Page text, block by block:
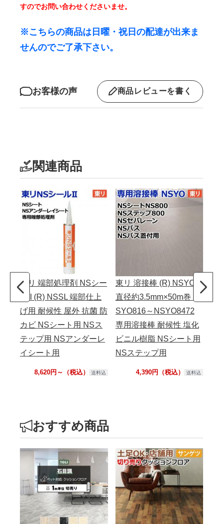
すのでお問い合わせくださいませ。
※こちらの商品は日曜・祝日の配達が出来ま
せんのでご了承下さい。
お客様の声 商品レビューを書く
関連商品
東リ 端部処理剤 NSシー
ルII (R) NSSL 端部仕上
げ用 耐候性 屋外 抗菌 防
カビ NSシート用 NSス
テップ用 NSアンダーレ
イシート用
8,620円～（税込） 送料込
東リ 溶接棒 (R) NSYO
直径約3.5mm×50m巻 N
SYO816～NSYO8472
専用溶接棒 耐候性 塩化
ビニル樹脂 NSシート用
NSステップ用
4,390円（税込） 送料込
おすすめ商品